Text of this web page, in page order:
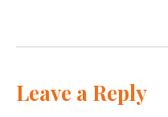
Leave a Reply